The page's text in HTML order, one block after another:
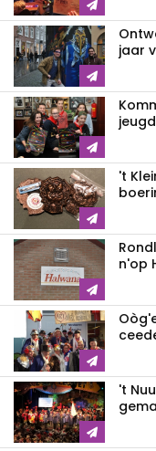
jaar
't
n'op
't